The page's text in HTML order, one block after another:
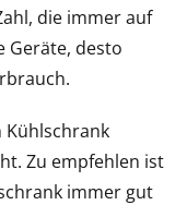
die immer auf
Geräte, desto
Kühlschrank
Zu empfehlen ist
immer gut